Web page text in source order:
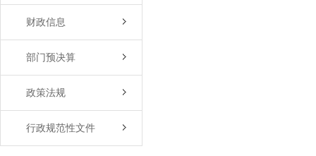
财政信息
部门预决算
政策法规
行政规范性文件